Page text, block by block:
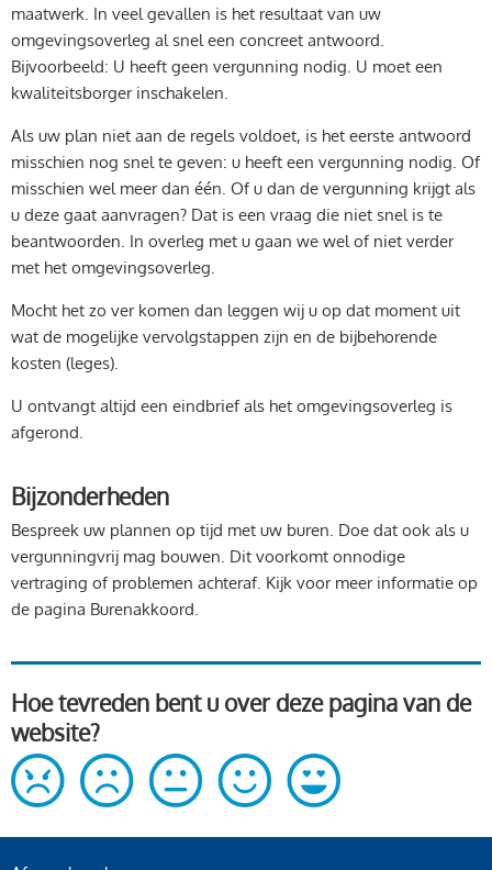
maatwerk. In veel gevallen is het resultaat van uw
omgevingsoverleg al snel een concreet antwoord.
Bijvoorbeeld: U heeft geen vergunning nodig. U moet een
kwaliteitsborger inschakelen.
Als uw plan niet aan de regels voldoet, is het eerste antwoord
misschien nog snel te geven: u heeft een vergunning nodig. Of
misschien wel meer dan één. Of u dan de vergunning krijgt als
u deze gaat aanvragen? Dat is een vraag die niet snel is te
beantwoorden. In overleg met u gaan we wel of niet verder
met het omgevingsoverleg.
Mocht het zo ver komen dan leggen wij u op dat moment uit
wat de mogelijke vervolgstappen zijn en de bijbehorende
kosten (leges).
U ontvangt altijd een eindbrief als het omgevingsoverleg is
afgerond.
Bijzonderheden
Bespreek uw plannen op tijd met uw buren. Doe dat ook als u
vergunningvrij mag bouwen. Dit voorkomt onnodige
vertraging of problemen achteraf. Kijk voor meer informatie op
de pagina Burenakkoord.
Hoe tevreden bent u over deze pagina van de
website?